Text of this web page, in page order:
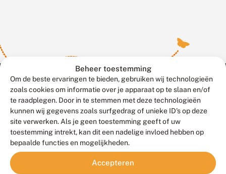
Beheer toestemming
Om de beste ervaringen te bieden, gebruiken wij technologieën
zoals cookies om informatie over je apparaat op te slaan en/of
te raadplegen. Door in te stemmen met deze technologieën
kunnen wij gegevens zoals surfgedrag of unieke ID's op deze
site verwerken. Als je geen toestemming geeft of uw
toestemming intrekt, kan dit een nadelige invloed hebben op
bepaalde functies en mogelijkheden.
Accepteren
Contact
Veelgestelde vragen
Meld waarnemingen© 2026 Vlinderstichting
Duurzaam ontwikkeld door
Go2People
, ontworpen door
Blue Field Agency
Privacy
Disclaimer
Sitemap